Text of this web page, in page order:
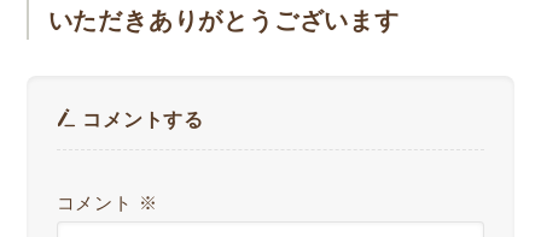
いただきありがとうございます
コメントする
コメント ※